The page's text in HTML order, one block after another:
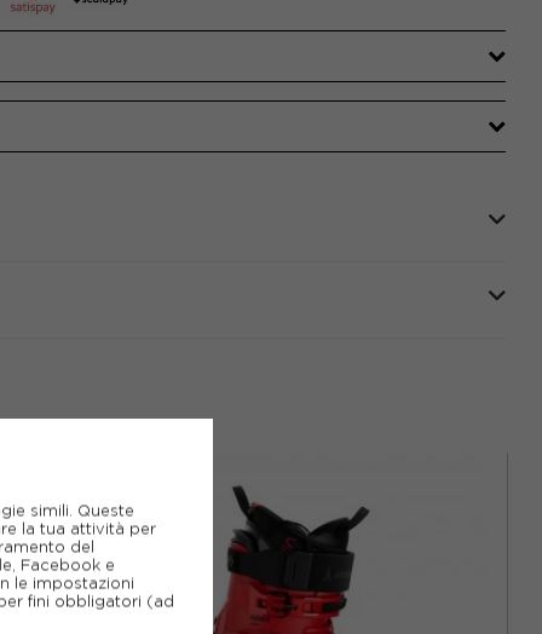
simili. Queste
la tua attività per
del
Facebook e
le impostazioni
fini obbligatori (ad